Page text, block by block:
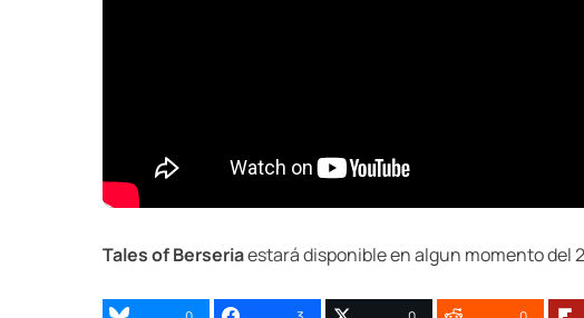
Tales of Berseriaestará disponible en algun momento del